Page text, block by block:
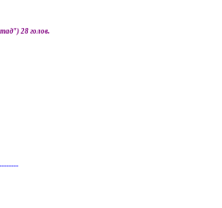
28 голов.